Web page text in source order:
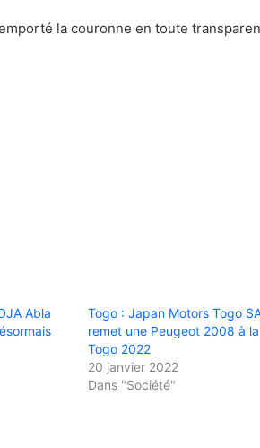
la couronne en toute
Abla
Togo : Japan Motors Togo
remet une Peugeot 2008 à
Togo 2022
20 janvier 2022
Dans "Société"